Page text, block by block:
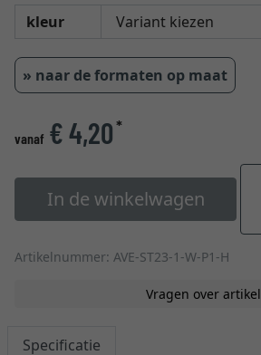
kleur
» naar de formaten op maat
vanaf € 4,20*
In de winkelwagen
Artikelnummer: AVE-ST23-1-W-P1-H
Vragen over artikel
Specificatie